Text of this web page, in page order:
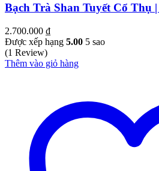
Bạch Trà Shan Tuyết Cổ Thụ
2.700.000 ₫
Được xếp hạng 5.00 5 sao
(1 Review)
Thêm vào giỏ hàng